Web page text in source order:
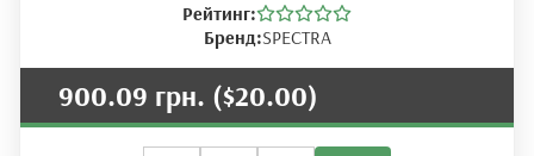
Рейтинг:
Бренд:SPECTRA
900.09 грн. ($20.00)